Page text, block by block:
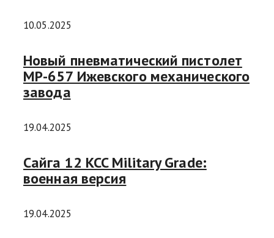
10.05.2025
Новый пневматический пистолет
MP-657 Ижевского механического
завода
19.04.2025
Сайга 12 KCC Military Grade:
военная версия
19.04.2025